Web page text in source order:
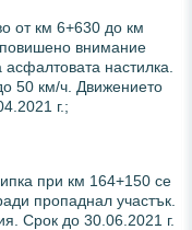
от км 6+630 до км
внимание
настилка.
50 км/ч. Движението
г.;
при км 164+150 се
пропаднал участък.
Срок до 30.06.2021 г.